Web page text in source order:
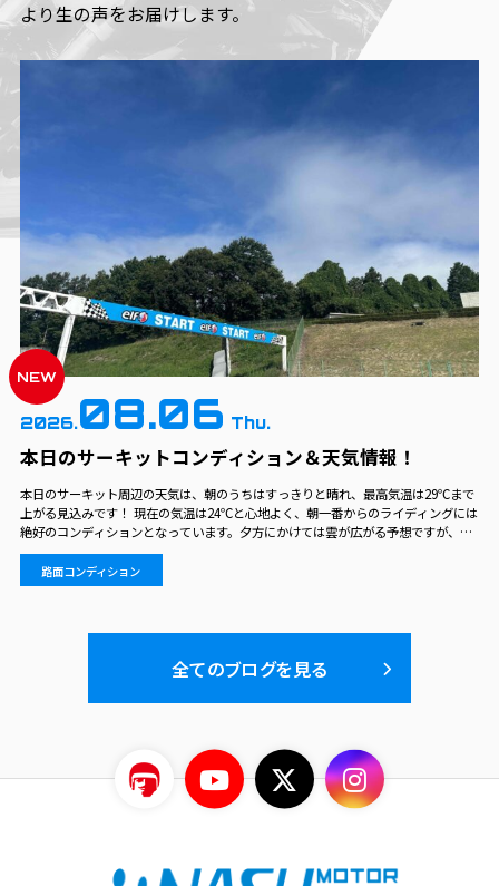
より生の声をお届けします。
NEW
2026.08.06 Thu.
本日のサーキットコンディション＆天気情報！
本日のサーキット周辺の天気は、朝のうちはすっきりと晴れ、最高気温は29℃まで
上がる見込みです！ 現在の気温は24℃と心地よく、朝一番からのライディングには
絶好のコンディションとなっています。夕方にかけては雲が広がる予想ですが、真
夏の強い直射日光が和らぎ、日中を通して快適にコースを走行いただけます！ こま
めな水分補給…
路面コンディション
全てのブログを見る